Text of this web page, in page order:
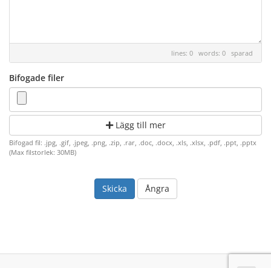
lines: 0 words: 0 sparad
Bifogade filer
Lägg till mer
Bifogad fil: .jpg, .gif, .jpeg, .png, .zip, .rar, .doc, .docx, .xls, .xlsx, .pdf, .ppt, .pptx
(Max filstorlek: 30MB)
Ångra